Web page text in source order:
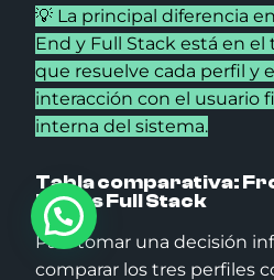
💡 La principal diferencia
End y Full Stack está en
que resuelve cada perfil y
interacción con el usuario
interna del sistema.
Tabla comparativa:
End vs Full Stack
Para tomar una decisión
comparar los tres perfiles